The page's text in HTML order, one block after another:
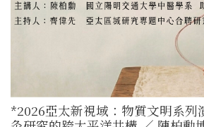
*2026亞太新視域：物質文明系列